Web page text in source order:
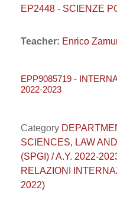
EP2448 - SCIENZE
Teacher: Enrico
EPP9085719 -
2022-2023
Category
SCIENCES, LAW
(SPGI) / A.Y. 2022-
RELAZIONI
2022)